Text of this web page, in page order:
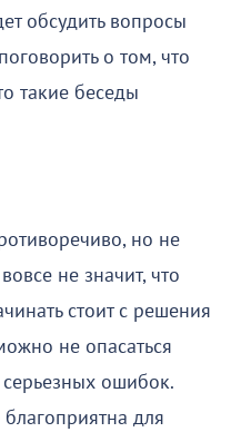
обсудить вопросы
о том, что
такие беседы
но не
не значит, что
стоит с решения
не опасаться
ошибок.
для